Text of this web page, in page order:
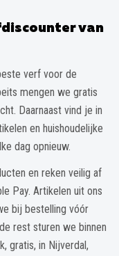
van
verf voor de
mengen we gratis
Daarnaast vind je in
en huishoudelijke
dag opnieuw.
en reken veilig af
Pay. Artikelen uit ons
bij bestelling vóór
rest sturen we binnen
gratis, in Nijverdal,